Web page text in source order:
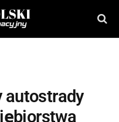
autostrady